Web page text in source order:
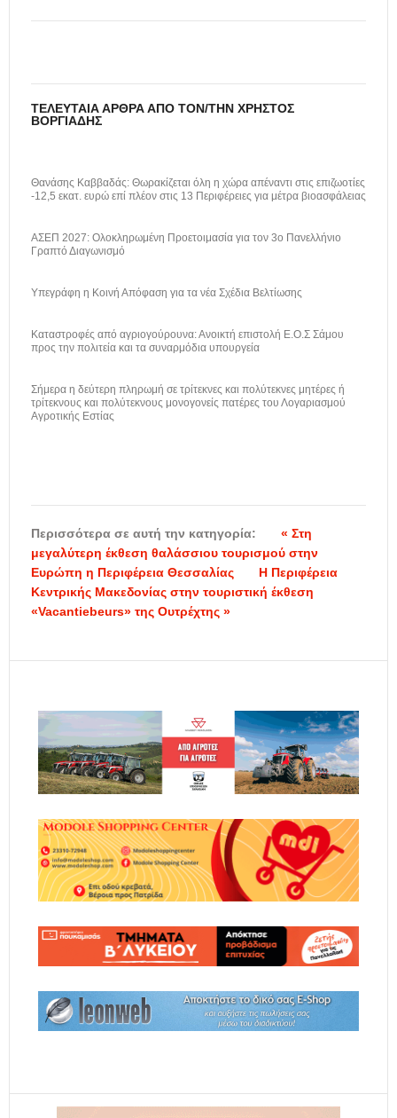
ΤΕΛΕΥΤΑΊΑ ΆΡΘΡΑ ΑΠΌ ΤΟΝ/ΤΗΝ ΧΡΉΣΤΟΣ
ΒΟΡΓΙΆΔΗΣ
Θανάσης Καββαδάς: Θωρακίζεται όλη η χώρα απέναντι στις επιζωοτίες
-12,5 εκατ. ευρώ επί πλέον στις 13 Περιφέρειες για μέτρα βιοασφάλειας
ΑΣΕΠ 2027: Ολοκληρωμένη Προετοιμασία για τον 3ο Πανελλήνιο
Γραπτό Διαγωνισμό
Υπεγράφη η Κοινή Απόφαση για τα νέα Σχέδια Βελτίωσης
Καταστροφές από αγριογούρουνα: Ανοικτή επιστολή Ε.Ο.Σ Σάμου
προς την πολιτεία και τα συναρμόδια υπουργεία
Σήμερα η δεύτερη πληρωμή σε τρίτεκνες και πολύτεκνες μητέρες ή
τρίτεκνους και πολύτεκνους μονογονείς πατέρες του Λογαριασμού
Αγροτικής Εστίας
Περισσότερα σε αυτή την κατηγορία:
« Στη
μεγαλύτερη έκθεση θαλάσσιου τουρισμού στην
Ευρώπη η Περιφέρεια Θεσσαλίας
Η Περιφέρεια
Κεντρικής Μακεδονίας στην τουριστική έκθεση
«Vacantiebeurs» της Ουτρέχτης »